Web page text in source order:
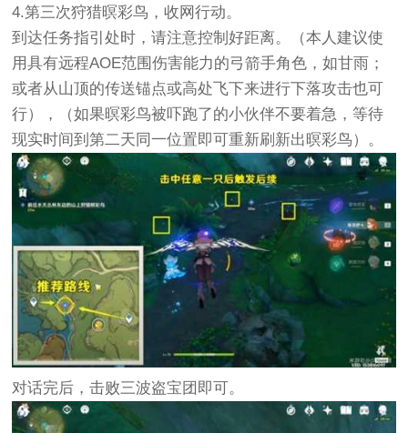
4.第三次狩猎暝彩鸟，收网行动。
到达任务指引处时，请注意控制好距离。（本人建议使
用具有远程AOE范围伤害能力的弓箭手角色，如甘雨；
或者从山顶的传送锚点或高处飞下来进行下落攻击也可
行），（如果暝彩鸟被吓跑了的小伙伴不要着急，等待
现实时间到第二天同一位置即可重新刷新出暝彩鸟）。
对话完后，击败三波盗宝团即可。